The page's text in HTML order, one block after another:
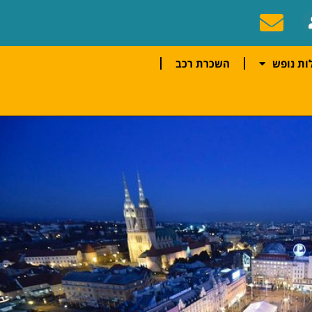
נופש השכרת רכב